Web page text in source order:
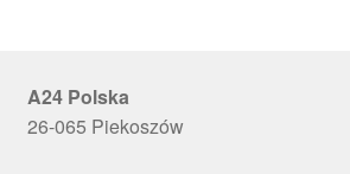
A24 Polska
26-065 Piekoszów